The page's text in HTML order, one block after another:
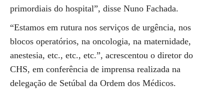
primordiais do hospital”, disse Nuno Fachada.
“Estamos em rutura nos serviços de urgência, nos
blocos operatórios, na oncologia, na maternidade,
anestesia, etc., etc., etc.”, acrescentou o diretor do
CHS, em conferência de imprensa realizada na
delegação de Setúbal da Ordem dos Médicos.